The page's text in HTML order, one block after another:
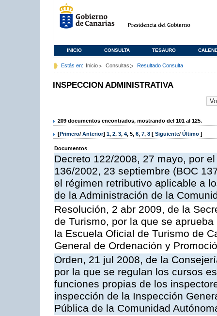
INICIO CONSULTA TESAURO
Estás en: Inicio Consultas Resultado Consulta
INSPECCION ADMINISTRATIVA
209 documentos encontrados, mostrando del 101 al 125.
[Primero/ Anterior] 1, 2, 3, 4, 5, 6, 7, 8 [ Siguiente/ Último ]
Documentos
Decreto 122/2008, 27 mayo, por
136/2002, 23 septiembre (BOC
el régimen retributivo aplicable a
de la Administración de la
Resolución, 2 abr 2009, de la
de Turismo, por la que se
la Escuela Oficial de Turismo de
General de Ordenación y
Orden, 21 jul 2008, de la
por la que se regulan los cursos
funciones propias de los
inspección de la Inspección
Pública de la Comunidad